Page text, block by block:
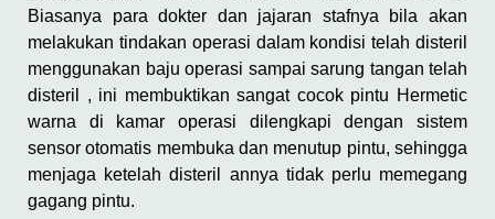
Biasanya para dokter dan jajaran stafnya bila akan
melakukan tindakan operasi dalam kondisi telah disteril
menggunakan baju operasi sampai sarung tangan telah
disteril , ini membuktikan sangat cocok pintu Hermetic
warna di kamar operasi dilengkapi dengan sistem
sensor otomatis membuka dan menutup pintu, sehingga
menjaga ketelah disteril annya tidak perlu memegang
gagang pintu.